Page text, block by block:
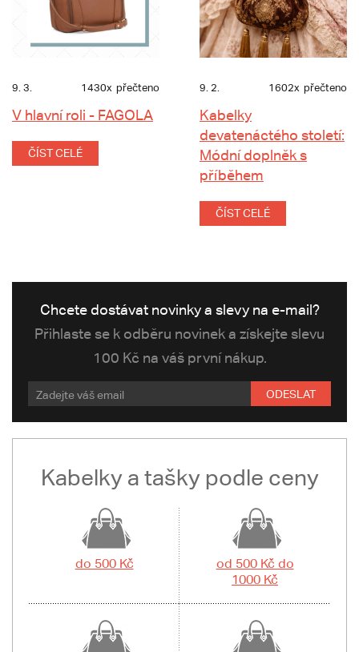
9. 3. 1430x přečteno
V hlavní roli - FAGOLA
ČÍST CELÉ
9. 2. 1602x přečteno
Kabelky
devatenáctého století:
Módní doplněk s
příběhem
ČÍST CELÉ
Chcete dostávat novinky a slevy na e-mail?
Přihlaste se k odběru novinek a získejte slevu
100 Kč na váš první nákup.
ODESLAT
Kabelky a tašky podle ceny
do 500 Kč
od 500 Kč do
1000 Kč